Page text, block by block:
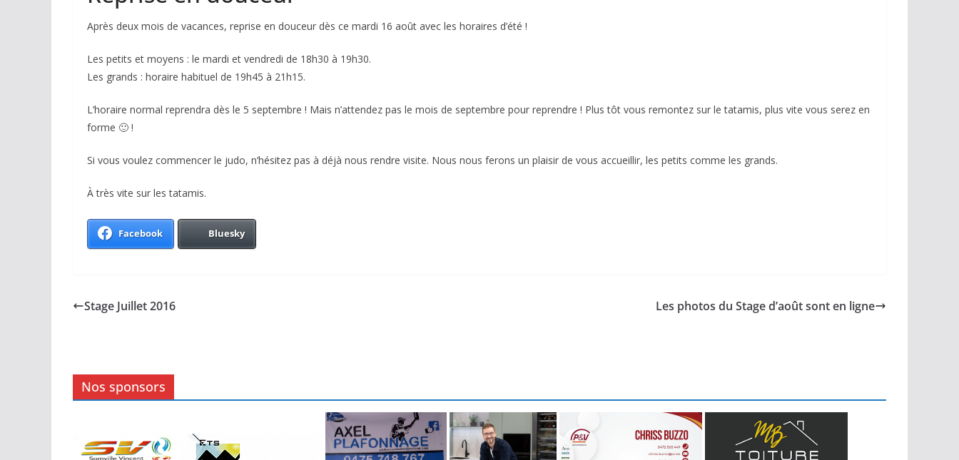
Après deux mois de vacances, reprise en douceur dès ce mardi 16 août avec les horaires d’été !
Les petits et moyens : le mardi et vendredi de 18h30 à 19h30.
Les grands : horaire habituel de 19h45 à 21h15.
L’horaire normal reprendra dès le 5 septembre ! Mais n’attendez pas le mois de septembre pour reprendre ! Plus tôt vous remontez sur le tatamis, plus vite vous serez en
forme 🙂 !
Si vous voulez commencer le judo, n’hésitez pas à déjà nous rendre visite. Nous nous ferons un plaisir de vous accueillir, les petits comme les grands.
À très vite sur les tatamis.
Facebook Bluesky
Stage Juillet 2016 Les photos du Stage d’août sont en ligne
Nos sponsors